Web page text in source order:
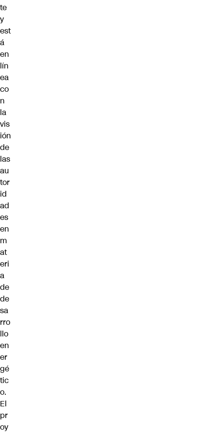
te
y
est
á
en
lín
ea
co
n
la
vis
ión
de
las
au
tor
id
ad
es
en
m
at
eri
a
de
de
sa
rro
llo
en
er
gé
tic
o.
El
pr
oy